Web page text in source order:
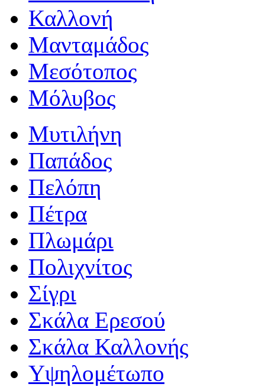
Καλλονή
Μανταμάδος
Μεσότοπος
Μόλυβος
Μυτιλήνη
Παπάδος
Πελόπη
Πέτρα
Πλωμάρι
Πολιχνίτος
Σίγρι
Σκάλα Ερεσού
Σκάλα Καλλονής
Υψηλομέτωπο